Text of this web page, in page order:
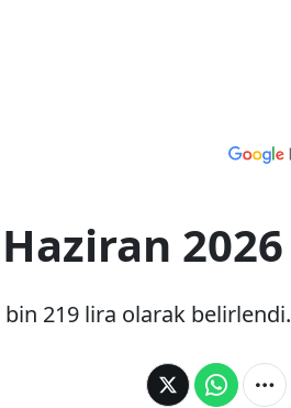
2026
bin 219 lira olarak belirlendi.